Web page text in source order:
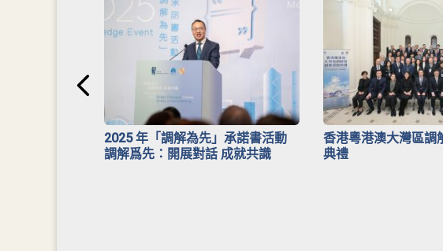
2025 年「調解為先」承諾書活動
調解爲先：開展對話 成就共識
香港粵港澳大灣區調
典禮